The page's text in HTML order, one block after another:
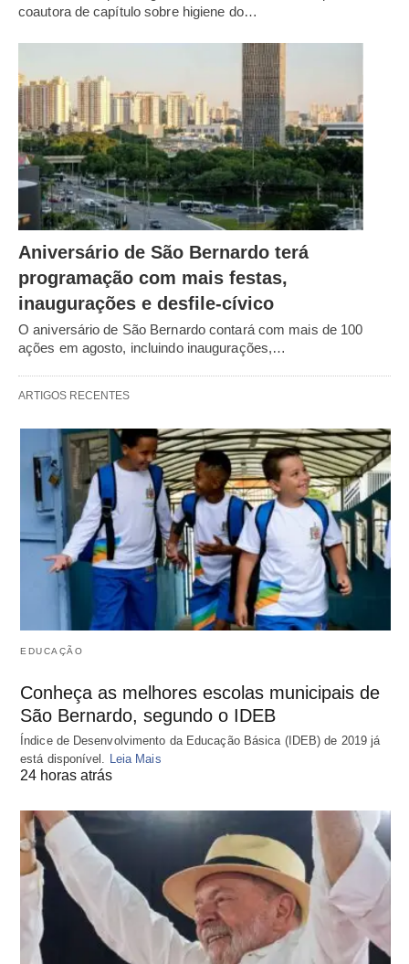
coautora de capítulo sobre higiene do…
Aniversário de São Bernardo terá
programação com mais festas,
inaugurações e desfile-cívico
O aniversário de São Bernardo contará com mais de 100
ações em agosto, incluindo inaugurações,…
ARTIGOS RECENTES
EDUCAÇÃO
Conheça as melhores escolas municipais de
São Bernardo, segundo o IDEB
Índice de Desenvolvimento da Educação Básica (IDEB) de 2019 já
está disponível.
Leia Mais
24 horas atrás